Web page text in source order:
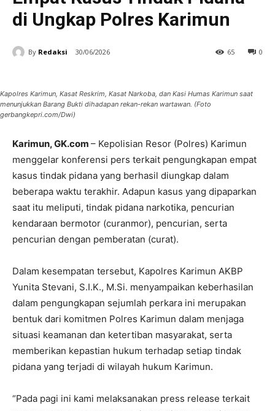
di Ungkap Polres Karimun
By Redaksi 30/06/2026 0
65
Kapolres Karimun, Kasat Reskrim, Kasat Narkoba, dan Kasi Humas Karimun saat
menunjukkan Barang Bukti dihadapan rekan-rekan wartawan. (Foto
gerbangkepri.com/Dwi)
Karimun, GK.com – Kepolisian Resor (Polres) Karimun
menggelar konferensi pers terkait pengungkapan empat
kasus tindak pidana yang berhasil diungkap dalam
beberapa waktu terakhir. Adapun kasus yang dipaparkan
saat itu meliputi, tindak pidana narkotika, pencurian
kendaraan bermotor (curanmor), pencurian, serta
pencurian dengan pemberatan (curat).
Dalam kesempatan tersebut, Kapolres Karimun AKBP
Yunita Stevani, S.I.K., M.Si. menyampaikan keberhasilan
dalam pengungkapan sejumlah perkara ini merupakan
bentuk dari komitmen Polres Karimun dalam menjaga
situasi keamanan dan ketertiban masyarakat, serta
memberikan kepastian hukum terhadap setiap tindak
pidana yang terjadi di wilayah hukum Karimun.
“Pada pagi ini kami melaksanakan press release terkait